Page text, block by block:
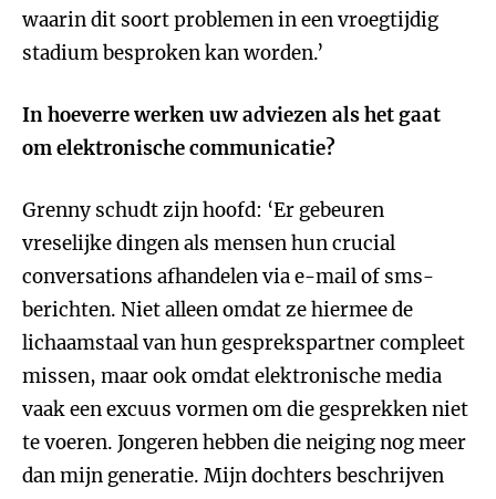
waarin dit soort problemen in een vroegtijdig
stadium besproken kan worden.’
In hoeverre werken uw adviezen als het gaat
om elektronische communicatie?
Grenny schudt zijn hoofd: ‘Er gebeuren
vreselijke dingen als mensen hun crucial
conversations afhandelen via e-mail of sms-
berichten. Niet alleen omdat ze hiermee de
lichaamstaal van hun gesprekspartner compleet
missen, maar ook omdat elektronische media
vaak een excuus vormen om die gesprekken niet
te voeren. Jongeren hebben die neiging nog meer
dan mijn generatie. Mijn dochters beschrijven